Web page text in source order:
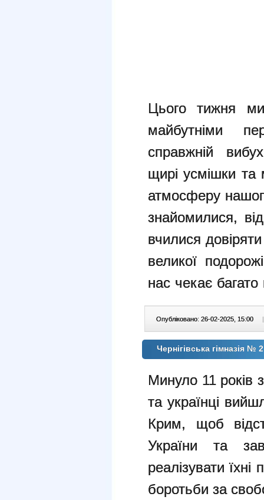
Цього тижня
майбутніми
справжній
щирі усмішки
атмосферу
знайомилися,
вчилися
великої
нас чекає багато
Опубліковано: 26-02-2025, 15:00 |
Чернігівська гімназія №
Минуло 11 років
та українці
Крим, щоб
України та
реалізувати
боротьби за